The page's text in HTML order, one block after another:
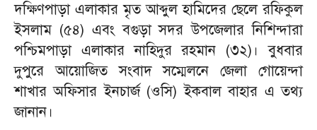
দক্ষিণপাড়া এলাকার মৃত আব্দুল হামিদের ছেলে রফিকুল
ইসলাম (৫৪) এবং বগুড়া সদর উপজেলার নিশিন্দারা
পশ্চিমপাড়া এলাকার নাহিদুর রহমান (৩২)। বুধবার
দুপুরে আয়োজিত সংবাদ সম্মেলনে জেলা গোয়েন্দা
শাখার অফিসার ইনচার্জ (ওসি) ইকবাল বাহার এ তথ্য
জানান।